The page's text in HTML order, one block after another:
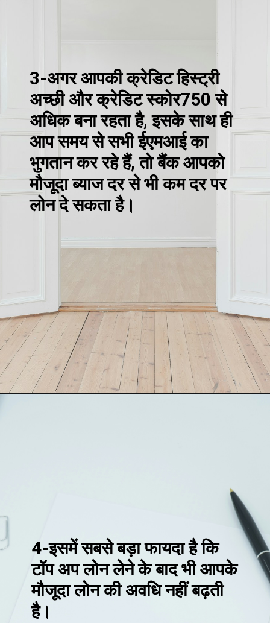
3-अगर आपकी क्रेडिट हिस्ट्री
अच्छी और क्रेडिट स्कोर750 से
अधिक बना रहता है, इसके साथ ही
आप समय से सभी ईएमआई का
भुगतान कर रहे हैं, तो बैंक आपको
मौजूदा ब्याज दर से भी कम दर पर
लोन दे सकता है।
4-इसमें सबसे बड़ा फायदा है कि
टॉप अप लोन लेने के बाद भी आपके
मौजूदा लोन की अवधि नहीं बढ़ती
है।